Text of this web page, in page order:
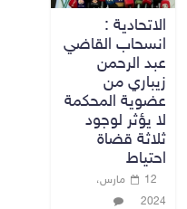
الاتحادية :
انسحاب القاضي
عبد الرحمن
زيباري من
عضوية المحكمة
لا يؤثر لوجود
ثلاثة قضاة
احتياط
12 مارس،
2024